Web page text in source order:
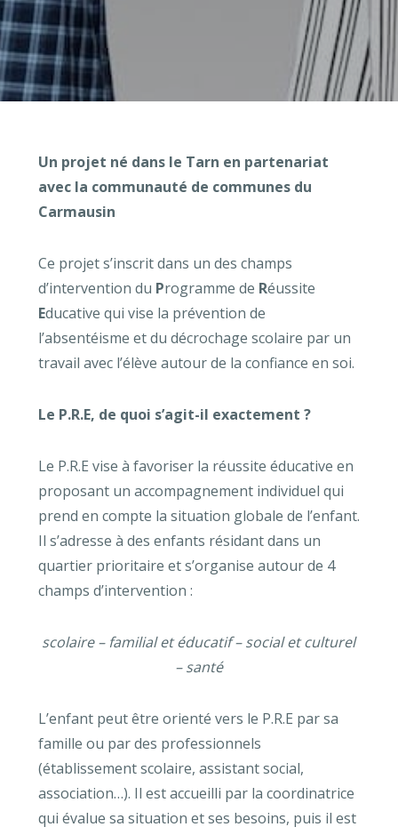
Un projet né dans le Tarn en partenariat
avec la communauté de communes du
Carmausin
Ce projet s’inscrit dans un des champs
d’intervention du Programme de Réussite
Educative qui vise la prévention de
l’absentéisme et du décrochage scolaire par un
travail avec l’élève autour de la confiance en soi.
Le P.R.E, de quoi s’agit-il exactement ?
Le P.R.E vise à favoriser la réussite éducative en
proposant un accompagnement individuel qui
prend en compte la situation globale de l’enfant.
Il s’adresse à des enfants résidant dans un
quartier prioritaire et s’organise autour de 4
champs d’intervention :
scolaire – familial et éducatif – social et culturel
– santé
L’enfant peut être orienté vers le P.R.E par sa
famille ou par des professionnels
(établissement scolaire, assistant social,
association…). Il est accueilli par la coordinatrice
qui évalue sa situation et ses besoins, puis il est